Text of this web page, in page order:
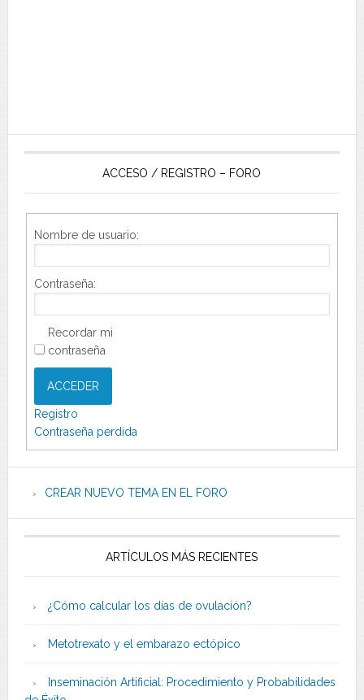
ACCESO / REGISTRO – FORO
Nombre de usuario:
Contraseña:
Recordar mi
contraseña
ACCEDER
Registro
Contraseña perdida
CREAR NUEVO TEMA EN EL FORO
ARTÍCULOS MÁS RECIENTES
¿Cómo calcular los días de ovulación?
Metotrexato y el embarazo ectópico
Inseminación Artificial: Procedimiento y Probabilidades